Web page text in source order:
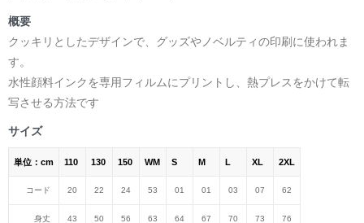
<デザイン画集&グッズカタログ>
小説 [刺すように燃えるような眼差しは] -Version1.
挿画&グッズカタログ <デザイン画集:BEST版>
＜著者:挿画作成＞ 凛々風 猛 -リリカゼタケル
日本語版: https://amzn.asia/d/fMWTZVg
小説 [刺すように燃えるような眼差しは] -Version2.
挿画&グッズカタログ <デザイン画集:BEST版>
概要
クッキリとしたデザインで、グッズやノベルティの印刷に使われま
す。
水性顔料インクを専用フィルムにプリントし、熱プレスをかけて転
写させる方法です
サイズ
単位：cm 110 130 150 WM S M L XL 2XL
コード 20 22 24 53 01 01 03 07 62
身丈 43 50 56 63 64 67 70 73 76